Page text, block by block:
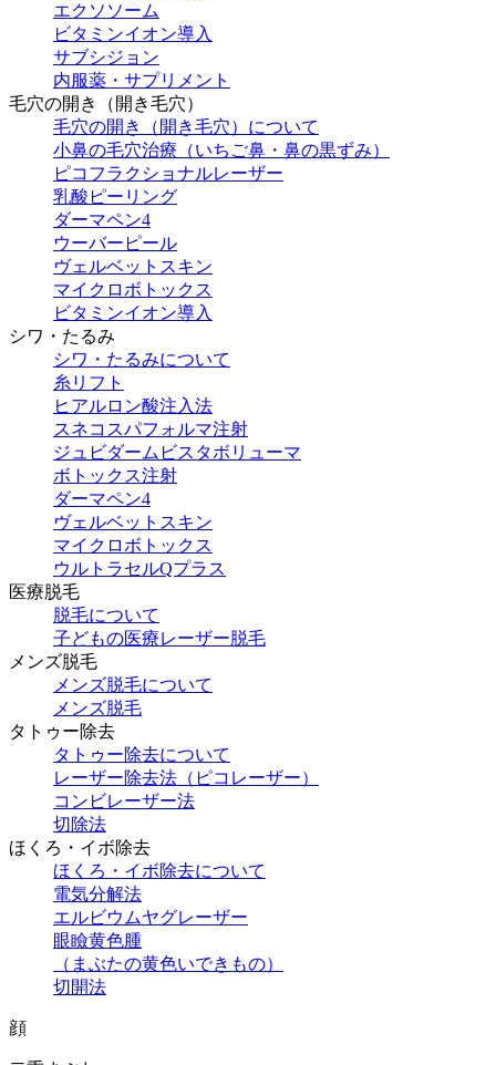
エクソソーム
ビタミンイオン導入
サブシジョン
内服薬・サプリメント
毛穴の開き（開き毛穴）
毛穴の開き（開き毛穴）について
小鼻の毛穴治療（いちご鼻・鼻の黒ずみ）
ピコフラクショナルレーザー
乳酸ピーリング
ダーマペン4
ウーバーピール
ヴェルベットスキン
マイクロボトックス
ビタミンイオン導入
シワ・たるみ
シワ・たるみについて
糸リフト
ヒアルロン酸注入法
スネコスパフォルマ注射
ジュビダームビスタボリューマ
ボトックス注射
ダーマペン4
ヴェルベットスキン
マイクロボトックス
ウルトラセルQプラス
医療脱毛
脱毛について
子どもの医療レーザー脱毛
メンズ脱毛
メンズ脱毛について
メンズ脱毛
タトゥー除去
タトゥー除去について
レーザー除去法（ピコレーザー）
コンビレーザー法
切除法
ほくろ・イボ除去
ほくろ・イボ除去について
電気分解法
エルビウムヤグレーザー
眼瞼黄色腫
（まぶたの黄色いできもの）
切開法
顔